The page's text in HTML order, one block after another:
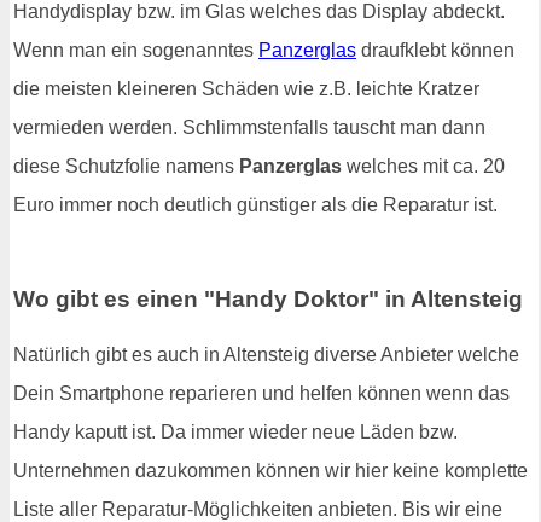
Handydisplay bzw. im Glas welches das Display abdeckt.
Wenn man ein sogenanntes Panzerglas draufklebt können
die meisten kleineren Schäden wie z.B. leichte Kratzer
vermieden werden. Schlimmstenfalls tauscht man dann
diese Schutzfolie namens Panzerglas welches mit ca. 20
Euro immer noch deutlich günstiger als die Reparatur ist.
Wo gibt es einen "Handy Doktor" in Altensteig
Natürlich gibt es auch in Altensteig diverse Anbieter welche
Dein Smartphone reparieren und helfen können wenn das
Handy kaputt ist. Da immer wieder neue Läden bzw.
Unternehmen dazukommen können wir hier keine komplette
Liste aller Reparatur-Möglichkeiten anbieten. Bis wir eine